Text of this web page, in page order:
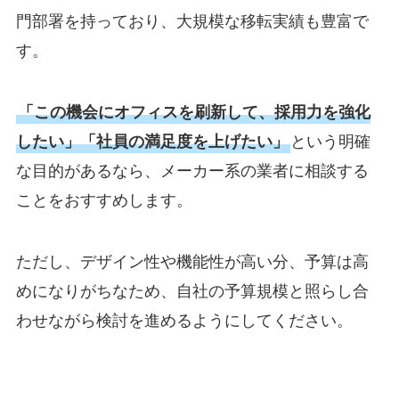
門部署を持っており、大規模な移転実績も豊富で
す。
「この機会にオフィスを刷新して、採用力を強化
したい」「社員の満足度を上げたい」という明確
な目的があるなら、メーカー系の業者に相談する
ことをおすすめします。
ただし、デザイン性や機能性が高い分、予算は高
めになりがちなため、自社の予算規模と照らし合
わせながら検討を進めるようにしてください。